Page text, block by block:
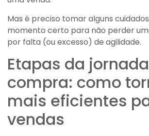
Mas é preciso tomar alguns
momento certo para não perder
por falta (ou excesso) de agilidade.
Etapas da
compra: como
mais eficientes
vendas